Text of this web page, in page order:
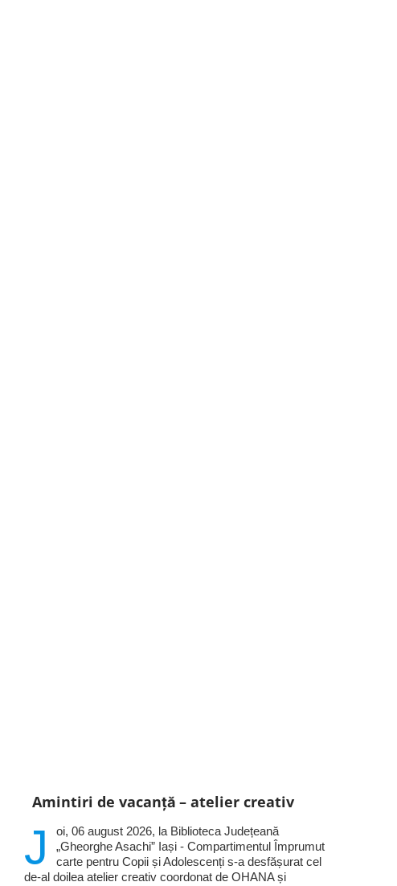
Amintiri de vacanță – atelier creativ
J
oi, 06 august 2026, la Biblioteca Județeană
„Gheorghe Asachi” Iași - Compartimentul Împrumut
carte pentru Copii și Adolescenți s-a desfășurat cel
de-al doilea atelier creativ coordonat de OHANA și